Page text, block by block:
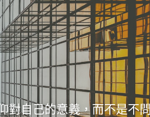
對自己的意義，而不是不問